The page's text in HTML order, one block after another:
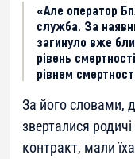
«Але оператор
служба. За
загинуло вже
рівень
рівнем
За його словами,
зверталися
контракт, мали